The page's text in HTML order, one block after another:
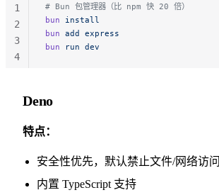
# Bun 包管理器（比 npm 快 20 倍）
bun install
bun add express
bun run dev
1
2
3
4
Deno
特点：
安全性优先，默认禁止文件/网络访问
内置 TypeScript 支持